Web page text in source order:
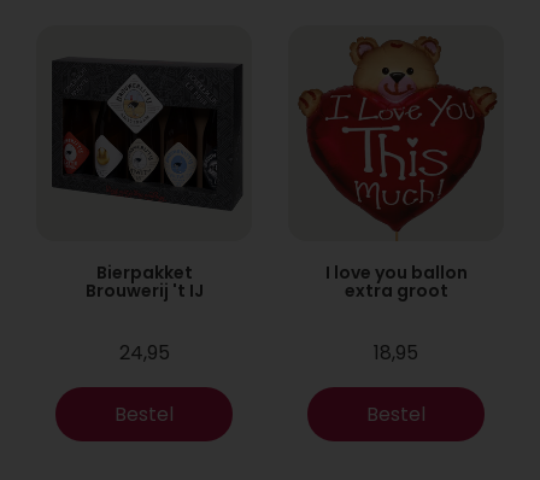
Bierpakket
Brouwerij 't IJ
24,95
Bestel
I love you ballon
extra groot
18,95
Bestel